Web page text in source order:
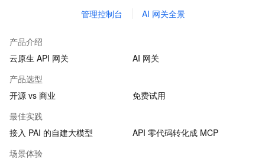
管理控制台 AI 网关全景
产品介绍
云原生 API 网关
AI 网关
产品选型
开源 vs 商业
免费试用
最佳实践
接入 PAI 的自建大模型
API 零代码转化成 MCP
场景体验